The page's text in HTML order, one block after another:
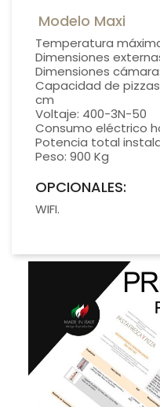
Modelo Maxi
Temperatura
Dimensiones
Dimensiones cámara:
Capacidad de
cm
Voltaje: 400-3N-50
Consumo eléctrico
Potencia total
Peso: 900 Kg
OPCIONALES:
WIFI.